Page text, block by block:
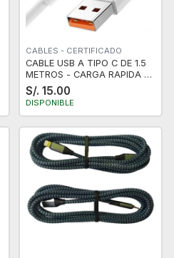
CABLES - CERTIFICADO
CABLE USB A TIPO C DE 1.5
METROS - CARGA RAPIDA -
10 A 120W
S/. 15.00
DISPONIBLE